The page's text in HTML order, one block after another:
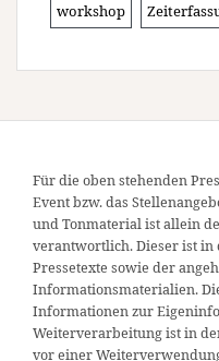
workshop
Für die oben stehenden
Event bzw. das
und Tonmaterial ist allein
verantwortlich. Dieser ist in
Pressetexte sowie der
Informationsmaterialien.
Informationen zur
Weiterverarbeitung ist in
vor einer